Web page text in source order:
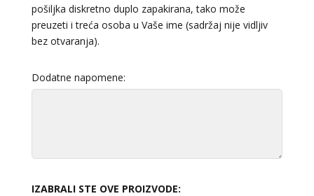
pošiljka diskretno duplo zapakirana, tako može
preuzeti i treća osoba u Vaše ime (sadržaj nije vidljiv
bez otvaranja).
Dodatne napomene:
IZABRALI STE OVE PROIZVODE: